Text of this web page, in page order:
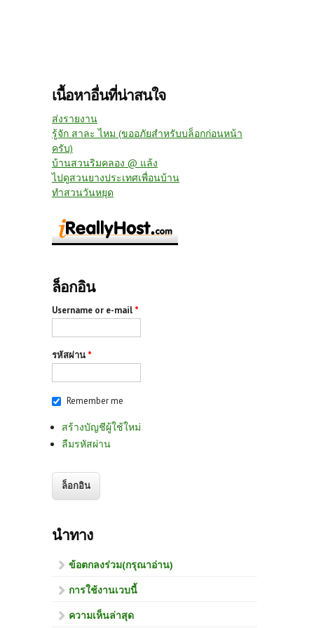
เนื้อหาอื่นที่น่าสนใจ
ส่งรายงาน
รู้จัก สาละ ไหม (ขออภัยสำหรับบล็อกก่อนหน้า
ครับ)
บ้านสวนริมคลอง @ แล้ง
ไปดูสวนยางประเทศเพื่อนบ้าน
ทำสวนวันหยุด
ล็อกอิน
Username or e-mail *
รหัสผ่าน *
Remember me
สร้างบัญชีผู้ใช้ใหม่
ลืมรหัสผ่าน
นำทาง
ข้อตกลงร่วม(กรุณาอ่าน)
การใช้งานเวบนี้
ความเห็นล่าสุด